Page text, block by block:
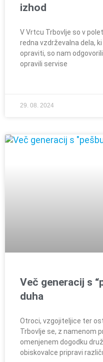
izhod
V Vrtcu Trbovlje so v
redna vzdrževalna dela,
opraviti, so nam
opravili servise
29. 08. 2024
Več generacij s
duha
Otroci, vzgojiteljice ter
Trbovlje se, z namenom
omenjenem dogodku
obiskovalce pripravi